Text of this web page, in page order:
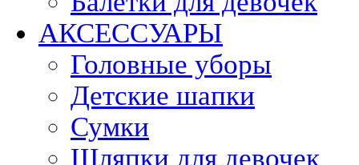
АКСЕССУАРЫ
Головные уборы
Детские шапки
Сумки
Шляпки для девочек